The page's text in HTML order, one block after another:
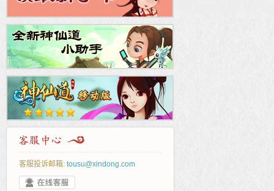
客服投诉邮箱: tousu@xindong.com